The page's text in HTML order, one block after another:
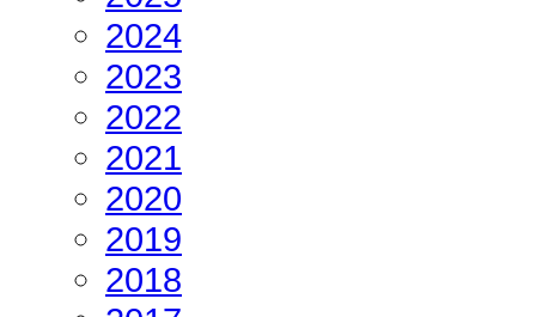
2024
2023
2022
2021
2020
2019
2018